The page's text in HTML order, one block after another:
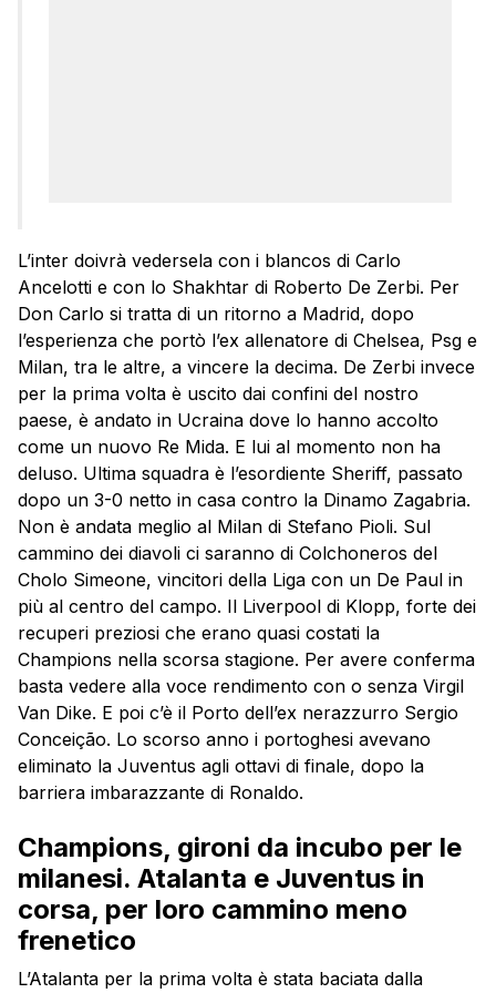
L’inter doivrà vedersela con i blancos di Carlo
Ancelotti e con lo Shakhtar di Roberto De Zerbi. Per
Don Carlo si tratta di un ritorno a Madrid, dopo
l’esperienza che portò l’ex allenatore di Chelsea, Psg e
Milan, tra le altre, a vincere la decima. De Zerbi invece
per la prima volta è uscito dai confini del nostro
paese, è andato in Ucraina dove lo hanno accolto
come un nuovo Re Mida. E lui al momento non ha
deluso. Ultima squadra è l’esordiente Sheriff, passato
dopo un 3-0 netto in casa contro la Dinamo Zagabria.
Non è andata meglio al Milan di Stefano Pioli. Sul
cammino dei diavoli ci saranno di Colchoneros del
Cholo Simeone, vincitori della Liga con un De Paul in
più al centro del campo. Il Liverpool di Klopp, forte dei
recuperi preziosi che erano quasi costati la
Champions nella scorsa stagione. Per avere conferma
basta vedere alla voce rendimento con o senza Virgil
Van Dike. E poi c’è il Porto dell’ex nerazzurro Sergio
Conceição. Lo scorso anno i portoghesi avevano
eliminato la Juventus agli ottavi di finale, dopo la
barriera imbarazzante di Ronaldo.
Champions, gironi da incubo per le
milanesi. Atalanta e Juventus in
corsa, per loro cammino meno
frenetico
L’Atalanta per la prima volta è stata baciata dalla